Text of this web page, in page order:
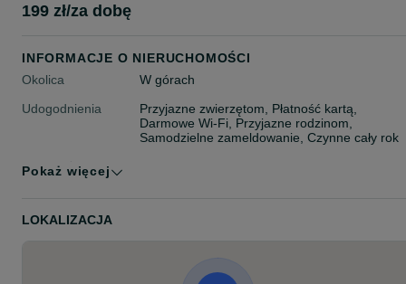
199 zł/za dobę
INFORMACJE O NIERUCHOMOŚCI
Okolica
W górach
Udogodnienia
Przyjazne zwierzętom, Płatność kartą,
Darmowe Wi-Fi, Przyjazne rodzinom,
Samodzielne zameldowanie, Czynne cały rok
Wyposażenie
Pokaż więcej
LOKALIZACJA